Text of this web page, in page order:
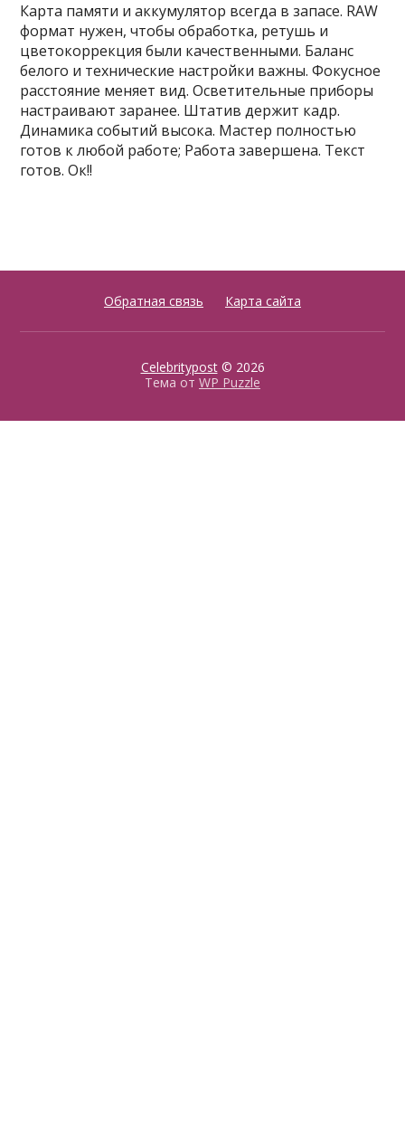
Карта памяти и аккумулятор всегда в запасе. RAW
формат нужен, чтобы обработка, ретушь и
цветокоррекция были качественными. Баланс
белого и технические настройки важны. Фокусное
расстояние меняет вид. Осветительные приборы
настраивают заранее. Штатив держит кадр.
Динамика событий высока. Мастер полностью
готов к любой работе; Работа завершена. Текст
готов. Ок!!
Обратная связь Карта сайта
Celebritypost© 2026
Тема от WP Puzzle